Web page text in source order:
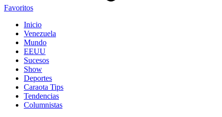
Favoritos
Inicio
Venezuela
Mundo
EEUU
Sucesos
Show
Deportes
Caraota Tips
Tendencias
Columnistas